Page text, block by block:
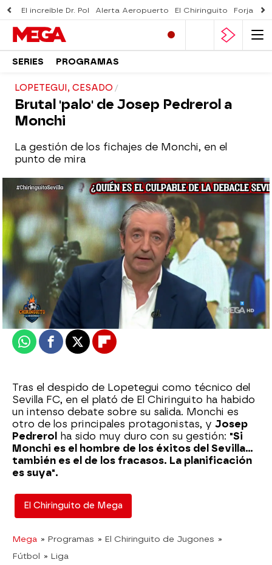
El increíble Dr. Pol Alerta Aeropuerto El Chiringuito Forjado
SERIES PROGRAMAS
LOPETEGUI, CESADO
Brutal 'palo' de Josep Pedrerol a
Monchi
La gestión de los fichajes de Monchi, en el
punto de mira
El Chiringuito
Madrid
Actualizado:
06 de octubre de 2022, 06:00
Publicado:
06 de octubre de 2022, 02:06
WhatsappFacebook
X Flipboard
Tras el despido de Lopetegui como técnico del
Sevilla FC, en el plató de El Chiringuito ha habido
un intenso debate sobre su salida. Monchi es
otro de los principales protagonistas, y Josep
Pedrerol
ha sido muy duro con su gestión: "Si
Monchi es el hombre de los éxitos del Sevilla...
también es el de los fracasos. La planificación
es suya".
El Chiringuito de Mega
Mega » Programas » El Chiringuito de Jugones »
Fútbol » Liga